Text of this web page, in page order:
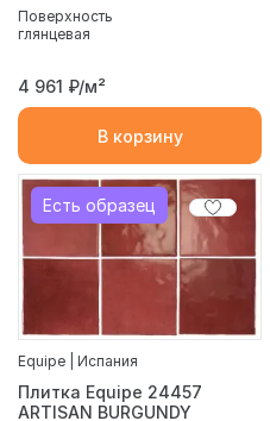
Поверхность
глянцевая
4 961 ₽/м²
В корзину
Есть образец
Equipe | Испания
Плитка Equipe 24457
ARTISAN BURGUNDY